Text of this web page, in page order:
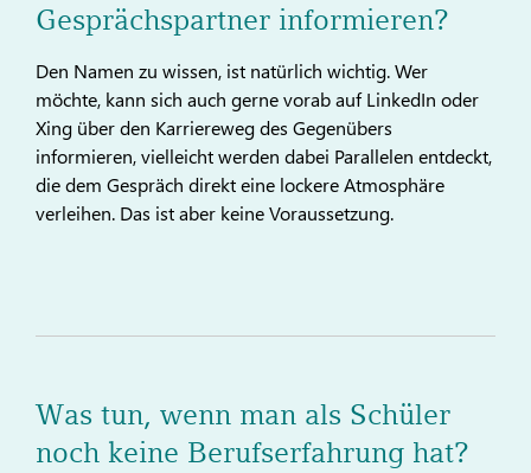
Gesprächspartner informieren?
Den Namen zu wissen, ist natürlich wichtig. Wer
möchte, kann sich auch gerne vorab auf LinkedIn oder
Xing über den Karriereweg des Gegenübers
informieren, vielleicht werden dabei Parallelen entdeckt,
die dem Gespräch direkt eine lockere Atmosphäre
verleihen. Das ist aber keine Voraussetzung.
Was tun, wenn man als Schüler
noch keine Berufserfahrung hat?